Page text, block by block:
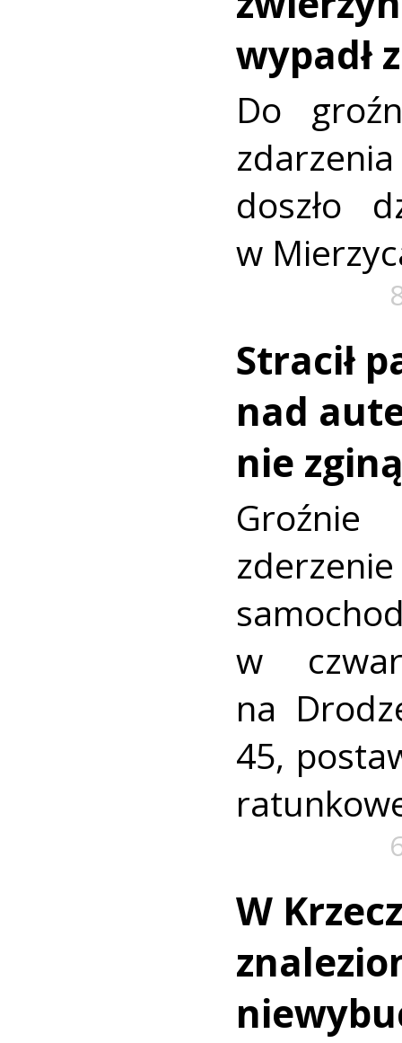
wypadł
Do
doszło
w
Stracił
nad
nie
w
na
45,
W